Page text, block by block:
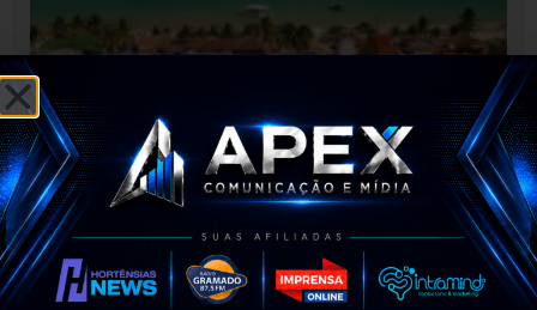
MP recomenda suspensão de novas licenças em
Passo de Camaragibe e alerta para riscos na Rota
dos Milagres